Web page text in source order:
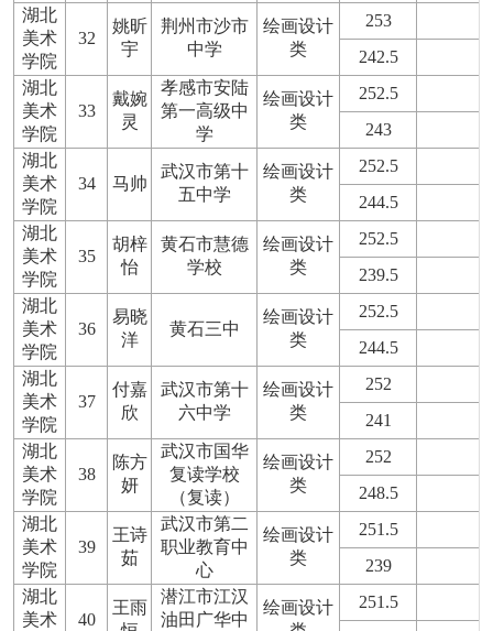
湖北
美术
学院
32
姚昕
宇
荆州市沙市
中学
绘画设计
类
253
242.5
湖北
美术
学院
33
戴婉
灵
孝感市安陆
第一高级中
学
绘画设计
类
252.5
243
湖北
美术
学院
34 马帅
武汉市第十
五中学
绘画设计
类
252.5
244.5
湖北
美术
学院
35
胡梓
怡
黄石市慧德
学校
绘画设计
类
252.5
239.5
湖北
美术
学院
36
易晓
洋
黄石三中
绘画设计
类
252.5
244.5
湖北
美术
学院
37
付嘉
欣
武汉市第十
六中学
绘画设计
类
252
241
湖北
美术
学院
38
陈方
妍
武汉市国华
复读学校
（复读）
绘画设计
类
252
248.5
湖北
美术
学院
39
王诗
茹
武汉市第二
职业教育中
心
绘画设计
类
251.5
239
湖北
美术
40
王雨
潜江市江汉
油田广华中
绘画设计
251.5